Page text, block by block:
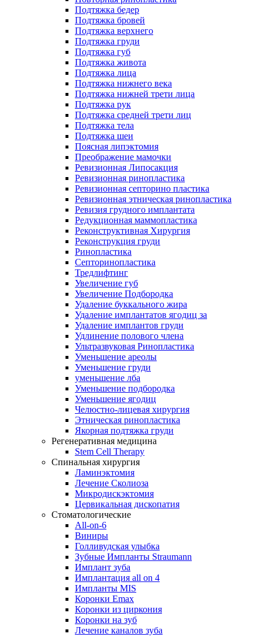
Подтяжка бедер
Подтяжка бровей
Подтяжка верхнего
Подтяжка груди
Подтяжка губ
Подтяжка живота
Подтяжка лица
Подтяжка нижнего века
Подтяжка нижней трети лица
Подтяжка рук
Подтяжка средней трети лиц
Подтяжка тела
Подтяжка шеи
Поясная липэктомия
Преображение мамочки
Ревизионная Липосакция
Ревизионная ринопластика
Ревизионная септорино пластика
Ревизионная этническая ринопластика
Ревизия грудного имплантата
Редукционная маммопластика
Реконструктивная Хирургия
Реконструкция груди
Ринопластика
Септоринопластика
Тредлифтинг
Увеличение губ
Увеличение Подбородка
Удаление буккального жира
Удаление имплантатов ягодиц за
Удаление имплантов груди
Удлинение полового члена
Ультразвуковая Ринопластика
Уменьшение ареолы
Уменьшение груди
уменьшение лба
Уменьшение подбородка
Уменьшение ягодиц
Челюстно-лицевая хирургия
Этническая ринопластика
Якорная подтяжка груди
Регенеративная медицина
Stem Cell Therapy
Спинальная хирургия
Ламинэктомия
Лечение Сколиоза
Микродискэктомия
Цервикальная дископатия
Стоматологические
All-on-6
Виниры
Голливудская улыбка
Зубные Импланты Straumann
Имплант зуба
Имплантация all on 4
Импланты MIS
Коронки Emax
Коронки из циркония
Коронки на зуб
Лечение каналов зуба